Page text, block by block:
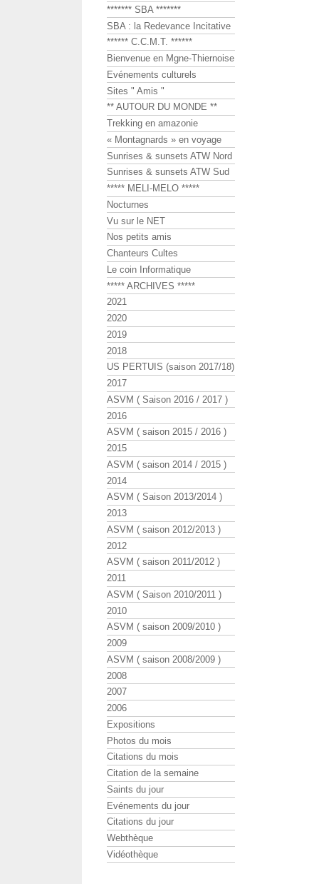
******* SBA *******
SBA : la Redevance Incitative
****** C.C.M.T. ******
Bienvenue en Mgne-Thiernoise
Evénements culturels
Sites " Amis "
** AUTOUR DU MONDE **
Trekking en amazonie
« Montagnards » en voyage
Sunrises & sunsets ATW Nord
Sunrises & sunsets ATW Sud
***** MELI-MELO *****
Nocturnes
Vu sur le NET
Nos petits amis
Chanteurs Cultes
Le coin Informatique
***** ARCHIVES *****
2021
2020
2019
2018
US PERTUIS (saison 2017/18)
2017
ASVM ( Saison 2016 / 2017 )
2016
ASVM ( saison 2015 / 2016 )
2015
ASVM ( saison 2014 / 2015 )
2014
ASVM ( Saison 2013/2014 )
2013
ASVM ( saison 2012/2013 )
2012
ASVM ( saison 2011/2012 )
2011
ASVM ( Saison 2010/2011 )
2010
ASVM ( saison 2009/2010 )
2009
ASVM ( saison 2008/2009 )
2008
2007
2006
Expositions
Photos du mois
Citations du mois
Citation de la semaine
Saints du jour
Evénements du jour
Citations du jour
Webthèque
Vidéothèque